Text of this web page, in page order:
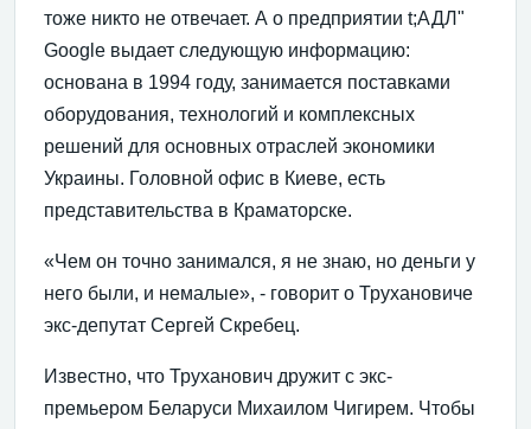
тоже никто не отвечает. А о предприятии t;АДЛ"
Google выдает следующую информацию:
основана в 1994 году, занимается поставками
оборудования, технологий и комплексных
решений для основных отраслей экономики
Украины. Головной офис в Киеве, есть
представительства в Краматорске.
«Чем он точно занимался, я не знаю, но деньги у
него были, и немалые», - говорит о Трухановиче
экс-депутат Сергей Скребец.
Известно, что Труханович дружит с экс-
премьером Беларуси Михаилом Чигирем. Чтобы